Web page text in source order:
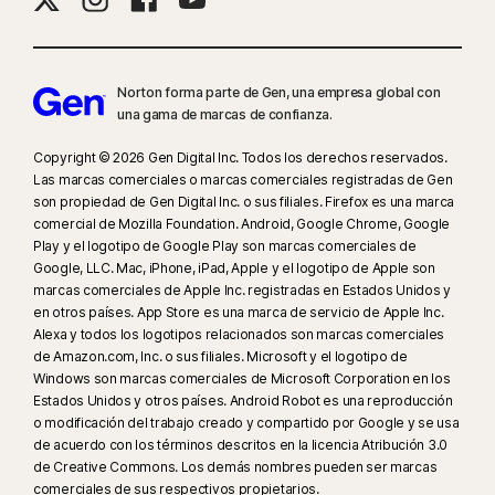
detalles, visita:
Norton.com/smm
La función Protección contra deepfakes automática solo funciona en
en otras plataformas, utiliza el análisis manual. Requiere Windows 11 o
posterior y un navegador compatible. Además, la detección automática
necesita un PC con IA (CPU Qualcomm o Intel de 8 núcleos como mínimo,
16 GB de RAM) o un PC sin IA (CPU de cualquier marca de 6 núcleos como
mínimo, 16 GB de RAM). En PC sin IA con CPU de 4 núcleos como mínimo
y 8 GB de RAM, solo está disponible el análisis manual. Para obtener
información detallada, consultaNorton.com/deepfakesupport.
La función Protección contra deepfakes en el asistente de IA Norton
Genie está disponible en acceso anticipado y solo admite vídeos de
YouTube en inglés.
Norton forma parte de Gen, una empresa global con
una gama de marcas de confianza.
Copyright © 2026 Gen Digital Inc. Todos los derechos reservados.
Las marcas comerciales o marcas comerciales registradas de Gen
son propiedad de Gen Digital Inc. o sus filiales. Firefox es una marca
comercial de Mozilla Foundation. Android, Google Chrome, Google
Play y el logotipo de Google Play son marcas comerciales de
Google, LLC. Mac, iPhone, iPad, Apple y el logotipo de Apple son
marcas comerciales de Apple Inc. registradas en Estados Unidos y
en otros países. App Store es una marca de servicio de Apple Inc.
Alexa y todos los logotipos relacionados son marcas comerciales
de Amazon.com, Inc. o sus filiales. Microsoft y el logotipo de
Windows son marcas comerciales de Microsoft Corporation en los
Estados Unidos y otros países. Android Robot es una reproducción
o modificación del trabajo creado y compartido por Google y se usa
de acuerdo con los términos descritos en la licencia Atribución 3.0
de Creative Commons. Los demás nombres pueden ser marcas
comerciales de sus respectivos propietarios.